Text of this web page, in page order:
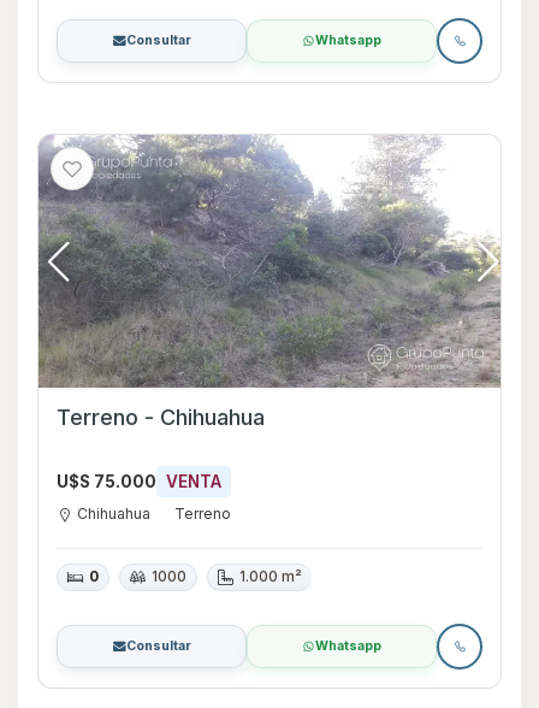
Consultar Whatsapp
Terreno - Chihuahua
U$S 75.000 VENTA
Chihuahua Terreno
0 1000 1.000 m²
Consultar Whatsapp